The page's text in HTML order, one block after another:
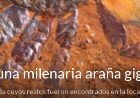
milenaria araña
cuyos restos fueron encontrados en la